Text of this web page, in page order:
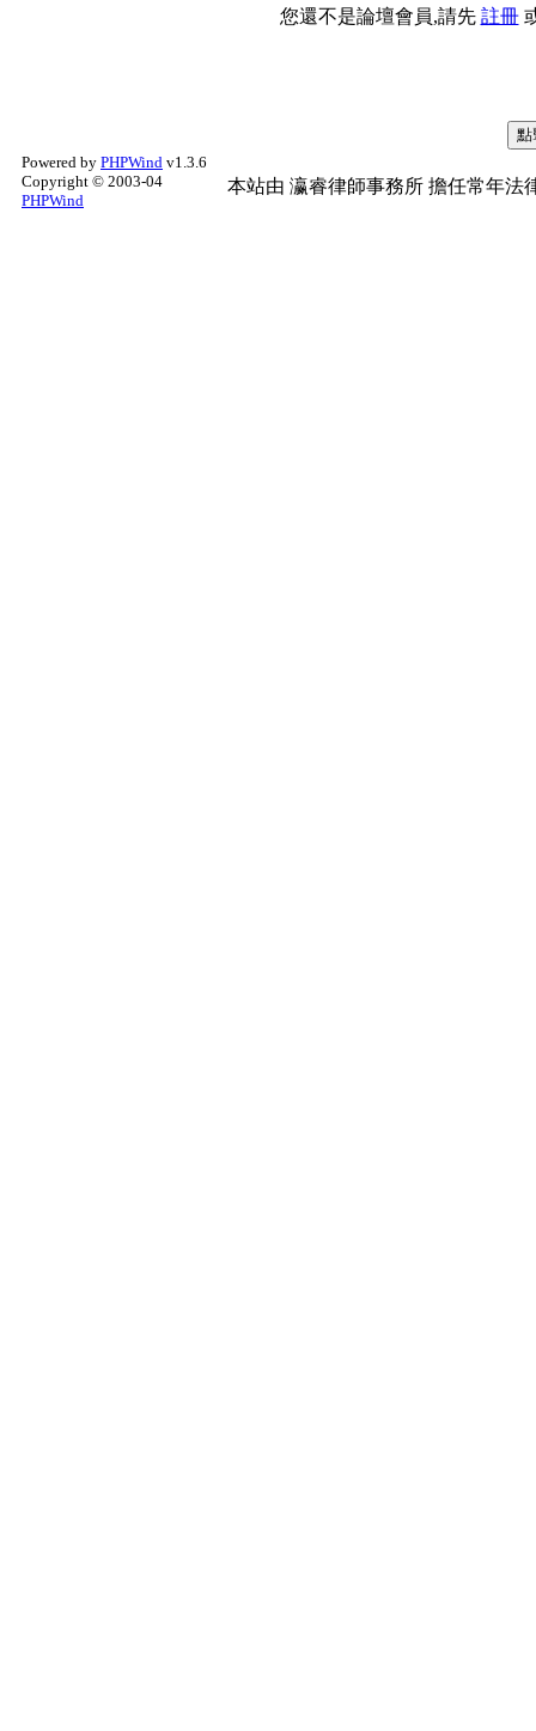
您還不是論壇會員,請先 註冊
Powered by PHPWind v1.3.6
Copyright © 2003-04
PHPWind
本站由 瀛睿律師事務所 擔任常年法